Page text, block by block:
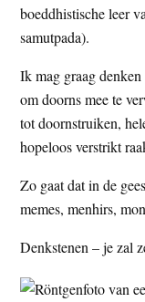
boeddhistische leer
samutpada).
Ik mag graag
om doorns mee te
tot doornstruiken,
hopeloos verstrikt
Zo gaat dat in de
memes, menhirs,
Denkstenen – je zal